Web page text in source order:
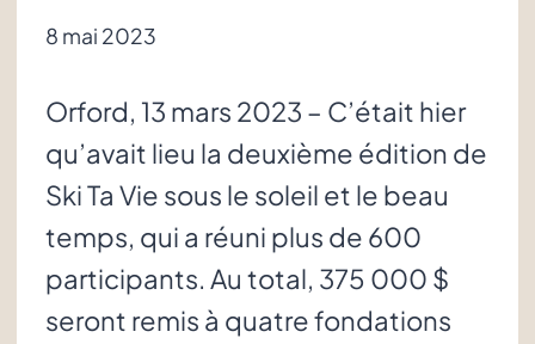
8 mai 2023
Orford, 13 mars 2023 – C’était hier
qu’avait lieu la deuxième édition de
Ski Ta Vie sous le soleil et le beau
temps, qui a réuni plus de 600
participants. Au total, 375 000 $
seront remis à quatre fondations